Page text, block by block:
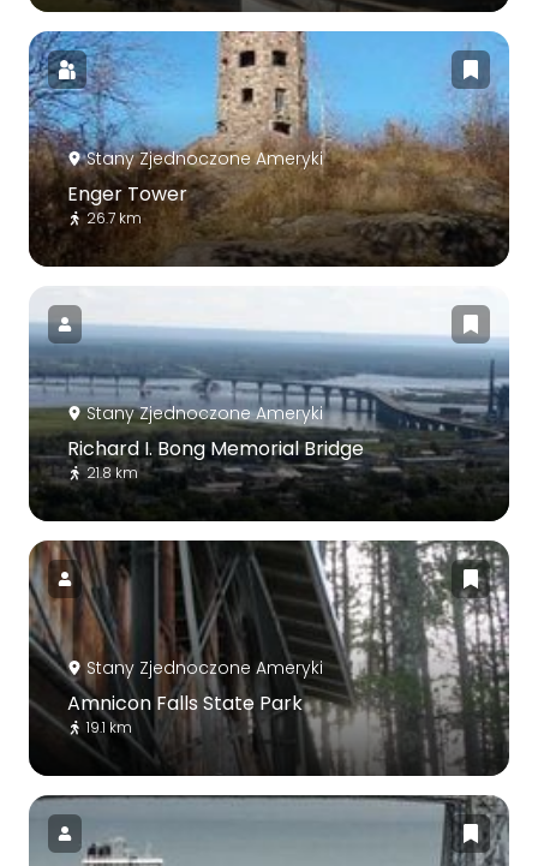
Stany Zjednoczone Ameryki
Enger Tower
26.7 km
Stany Zjednoczone Ameryki
Richard I. Bong Memorial Bridge
21.8 km
Stany Zjednoczone Ameryki
Amnicon Falls State Park
19.1 km